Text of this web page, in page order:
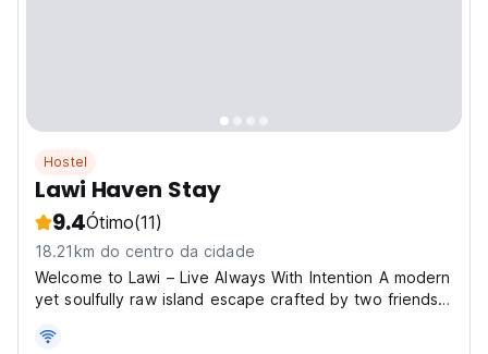
Hostel
Lawi Haven Stay
9.4Ótimo(11)
18.21km do centro da cidade
Welcome to Lawi – Live Always With Intention A modern
yet soulfully raw island escape crafted by two friends
Burgos, Siargao’s quiet north, Lawi is a beautiful blend